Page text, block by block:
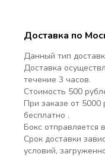
Доставка по
Данный тип
Доставка
течение 3 часов.
Стоимость 500
При заказе от 5000
бесплатно .
Бокс отправляется
Срок доставки
условий,